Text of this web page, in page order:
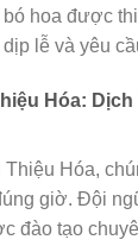
hoa được
lễ và yêu
Hóa:
Hóa,
giờ. Đội
đào tạo